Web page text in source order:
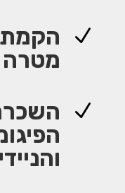
N
הקמת
מטרה
N